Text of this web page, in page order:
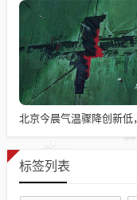
标签列表